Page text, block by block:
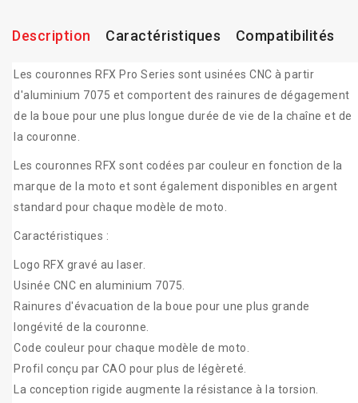
Description Caractéristiques Compatibilités
Les couronnes RFX Pro Series sont usinées CNC à partir
d'aluminium 7075 et comportent des rainures de dégagement
de la boue pour une plus longue durée de vie de la chaîne et de
la couronne.
Les couronnes RFX sont codées par couleur en fonction de la
marque de la moto et sont également disponibles en argent
standard pour chaque modèle de moto.
Caractéristiques :
Logo RFX gravé au laser.
Usinée CNC en aluminium 7075.
Rainures d'évacuation de la boue pour une plus grande
longévité de la couronne.
Code couleur pour chaque modèle de moto.
Profil conçu par CAO pour plus de légèreté.
La conception rigide augmente la résistance à la torsion.